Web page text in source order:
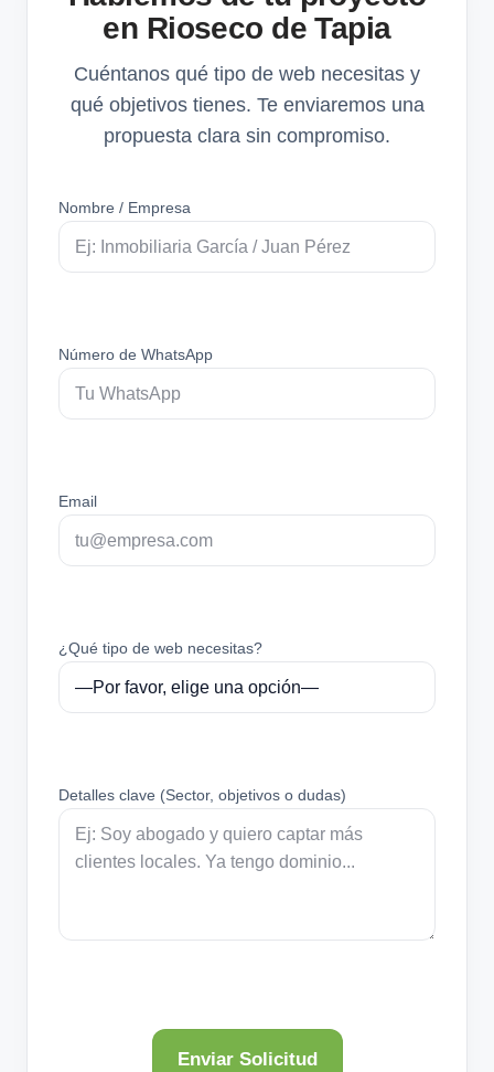
en Rioseco de Tapia
Cuéntanos qué tipo de web necesitas y
qué objetivos tienes. Te enviaremos una
propuesta clara sin compromiso.
Nombre / Empresa
Número de WhatsApp
Email
¿Qué tipo de web necesitas?
Detalles clave (Sector, objetivos o dudas)